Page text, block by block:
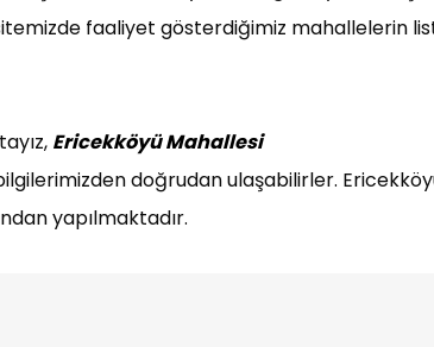
faaliyet gösterdiğimiz mahallelerin
Ericekköyü Mahallesi
doğrudan ulaşabilirler.
yapılmaktadır.